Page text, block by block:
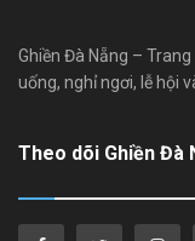
Ghiền Đà Nẵng –
uống, nghỉ ngơi, lễ hội
Theo dõi Ghiền Đà